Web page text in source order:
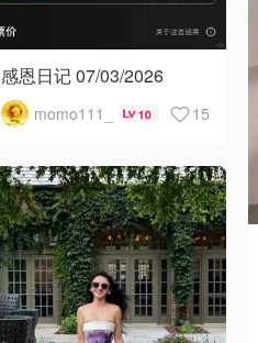
感恩日记 07/03/2026
momo111_ 10 15